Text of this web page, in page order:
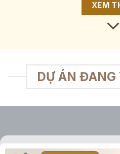
XEM
DỰ ÁN ĐANG